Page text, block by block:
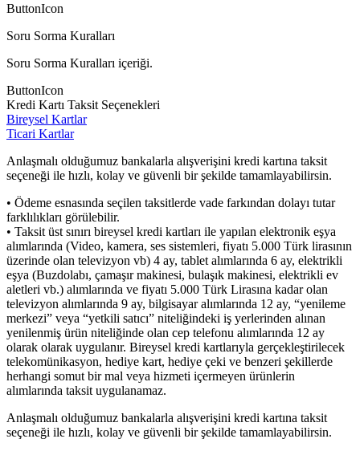
ButtonIcon
Soru Sorma Kuralları
Soru Sorma Kuralları içeriği.
ButtonIcon
Kredi Kartı Taksit Seçenekleri
Bireysel Kartlar
Ticari Kartlar
Anlaşmalı olduğumuz bankalarla alışverişini kredi kartına taksit
seçeneği ile hızlı, kolay ve güvenli bir şekilde tamamlayabilirsin.
• Ödeme esnasında seçilen taksitlerde vade farkından dolayı tutar
farklılıkları görülebilir.
• Taksit üst sınırı bireysel kredi kartları ile yapılan elektronik eşya
alımlarında (Video, kamera, ses sistemleri, fiyatı 5.000 Türk lirasının
üzerinde olan televizyon vb) 4 ay, tablet alımlarında 6 ay, elektrikli
eşya (Buzdolabı, çamaşır makinesi, bulaşık makinesi, elektrikli ev
aletleri vb.) alımlarında ve fiyatı 5.000 Türk Lirasına kadar olan
televizyon alımlarında 9 ay, bilgisayar alımlarında 12 ay, “yenileme
merkezi” veya “yetkili satıcı” niteliğindeki iş yerlerinden alınan
yenilenmiş ürün niteliğinde olan cep telefonu alımlarında 12 ay
olarak olarak uygulanır. Bireysel kredi kartlarıyla gerçekleştirilecek
telekomünikasyon, hediye kart, hediye çeki ve benzeri şekillerde
herhangi somut bir mal veya hizmeti içermeyen ürünlerin
alımlarında taksit uygulanamaz.
Anlaşmalı olduğumuz bankalarla alışverişini kredi kartına taksit
seçeneği ile hızlı, kolay ve güvenli bir şekilde tamamlayabilirsin.